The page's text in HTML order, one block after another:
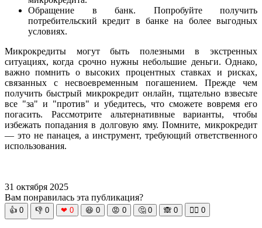
Обращение в банк. Попробуйте получить
потребительский кредит в банке на более выгодных
условиях.
Микрокредиты могут быть полезными в экстренных
ситуациях, когда срочно нужны небольшие деньги. Однако,
важно помнить о высоких процентных ставках и рисках,
связанных с несвоевременным погашением. Прежде чем
получить быстрый микрокредит онлайн, тщательно взвесьте
все "за" и "против" и убедитесь, что сможете вовремя его
погасить. Рассмотрите альтернативные варианты, чтобы
избежать попадания в долговую яму. Помните, микрокредит
— это не панацея, а инструмент, требующий ответственного
использования.
31 октября 2025
Вам понравилась эта публикация?
👍 0 👎 0 ❤ 0 😆 0 😡 0 🤔 0 🙈 0 🧘‍♀️ 0